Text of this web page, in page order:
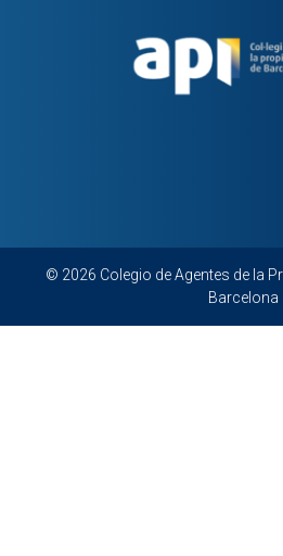
© 2026 Colegio de Agentes de la
Barcelona